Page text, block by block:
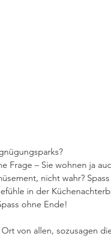
Frage – Sie wohnen ja
nicht wahr?
in der
ohne Ende!
von allen, sozusagen